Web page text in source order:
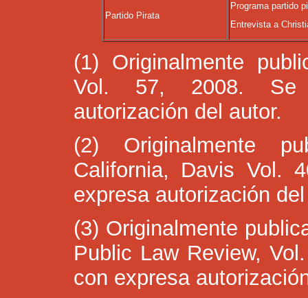
Partido Pirata
Programa partido
Entrevista a
(1) Originalmente
Vol. 57, 2008. Se
autorización del autor.
(2) Originalmente
California, Davis Vol.
expresa autorización
(3) Originalmente
Public Law Review,
con expresa